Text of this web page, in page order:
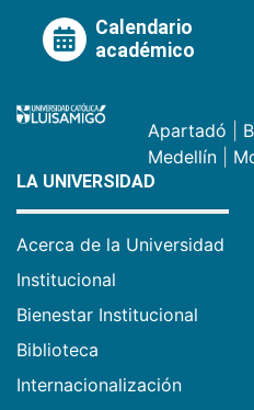
Calendario
académico
Apartadó
Medellín
LA UNIVERSIDAD
Acerca de la Universidad
Institucional
Bienestar Institucional
Biblioteca
Internacionalización